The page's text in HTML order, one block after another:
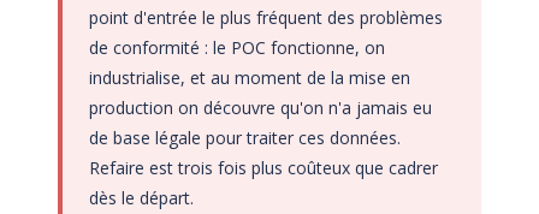
point d'entrée le plus fréquent des problèmes
de conformité : le POC fonctionne, on
industrialise, et au moment de la mise en
production on découvre qu'on n'a jamais eu
de base légale pour traiter ces données.
Refaire est trois fois plus coûteux que cadrer
dès le départ.